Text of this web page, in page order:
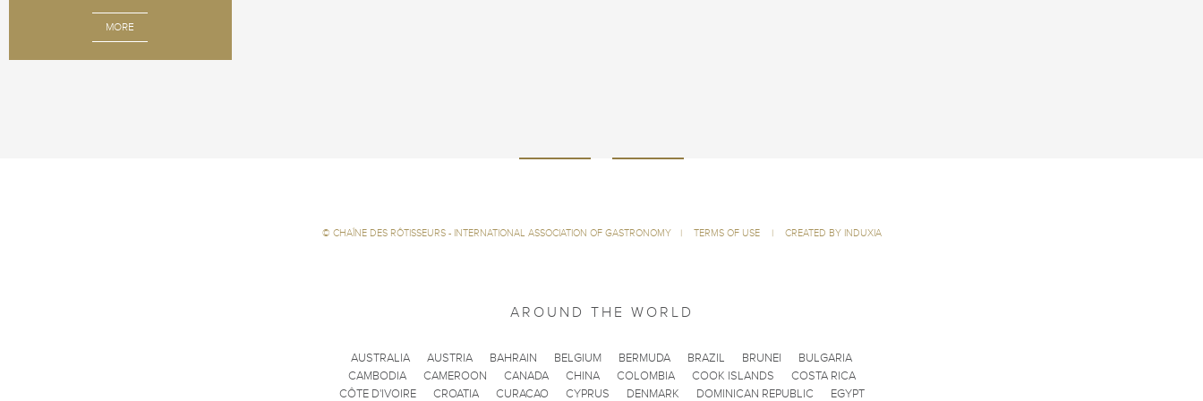
MORE
© CHAÎNE DES RÔTISSEURS - INTERNATIONAL ASSOCIATION OF GASTRONOMY | TERMS OF USE | CREATED BY INDUXIA
AROUND THE WORLD
AUSTRALIA AUSTRIA BAHRAIN BELGIUM BERMUDA BRAZIL BRUNEI
BULGARIA
CAMBODIA
CAMEROON CANADA CHINA COLOMBIA COOK ISLANDS
COSTA RICA
CÔTE D'IVOIRE
CROATIA CURACAO CYPRUS DENMARK DOMINICAN REPUBLIC EGYPT